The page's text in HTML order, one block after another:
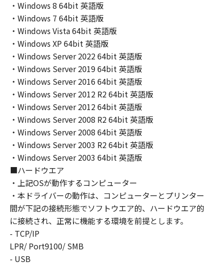
PERFORMANCE OF THE SOFTWARE IS WITH
YOU. SHOULD THE SOFTWARE PROVE
DEFECTIVE, YOU ASSUME THE ENTIRE COST
OF ALL NECESSARY SERVICING, REPAIR OR
CORRECTION. SOME STATES OR LEGAL
JURISDICTIONS DO NOT ALLOW THE
EXCLUSION OF IMPLIED WARRANTIES, SO
THE ABOVE EXCLUSION MAY NOT APPLY TO
YOU.
THIS WARRANTY GIVES YOU SPECIFIC LEGAL
RIGHTS AND YOU MAY ALSO HAVE OTHER
RIGHTS WHICH VARY FROM STATE TO STATE
OR JURISDICTION TO JURISDICTION.
NEITHER CANON, CANON'S SUBSIDIARIES OR
AFFILIATES, THEIR DISTRIBUTORS, OR
DEALERS NOR CANON'S LICENSORS
WARRANT THAT THE FUNCTIONS
CONTAINED IN THE SOFTWARE WILL MEET
YOUR REQUIREMENTS OR THAT THE
OPERATION OF THE SOFTWARE WILL BE
UNINTERRUPTED OR ERROR FREE.
[NO LIABILITY FOR DAMAGES] IN NO EVENT
・Windows 8 64bit 英語版
・Windows 7 64bit 英語版
・Windows Vista 64bit 英語版
・Windows XP 64bit 英語版
・Windows Server 2022 64bit 英語版
・Windows Server 2019 64bit 英語版
・Windows Server 2016 64bit 英語版
・Windows Server 2012 R2 64bit 英語版
・Windows Server 2012 64bit 英語版
・Windows Server 2008 R2 64bit 英語版
・Windows Server 2008 64bit 英語版
・Windows Server 2003 R2 64bit 英語版
・Windows Server 2003 64bit 英語版
■ハードウエア
・上記OSが動作するコンピューター
・本ドライバーの動作は、コンピューターとプリンター
間が下記の接続形態でソフトウエア的、ハードウエア的
に接続され、正常に機能する環境を前提とします。
- TCP/IP
LPR/ Port9100/ SMB
- USB